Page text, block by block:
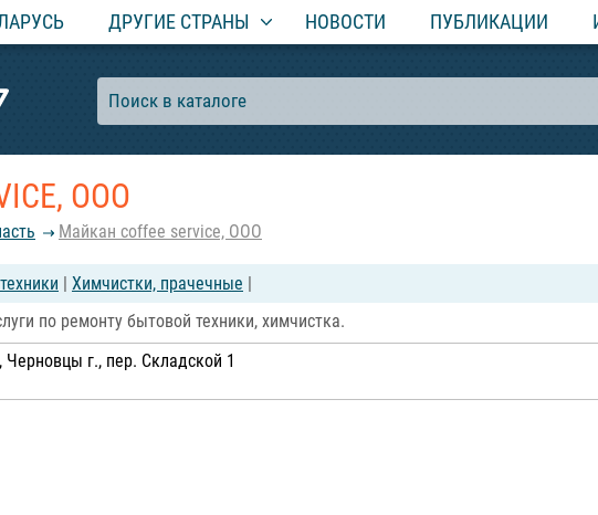
ДРУГИЕ СТРАНЫ НОВОСТИ ПУБЛИКАЦИИ
ООО
Майкан coffee service, ООО
| Химчистки, прачечные |
по ремонту бытовой техники, химчистка.
г., пер. Складской 1